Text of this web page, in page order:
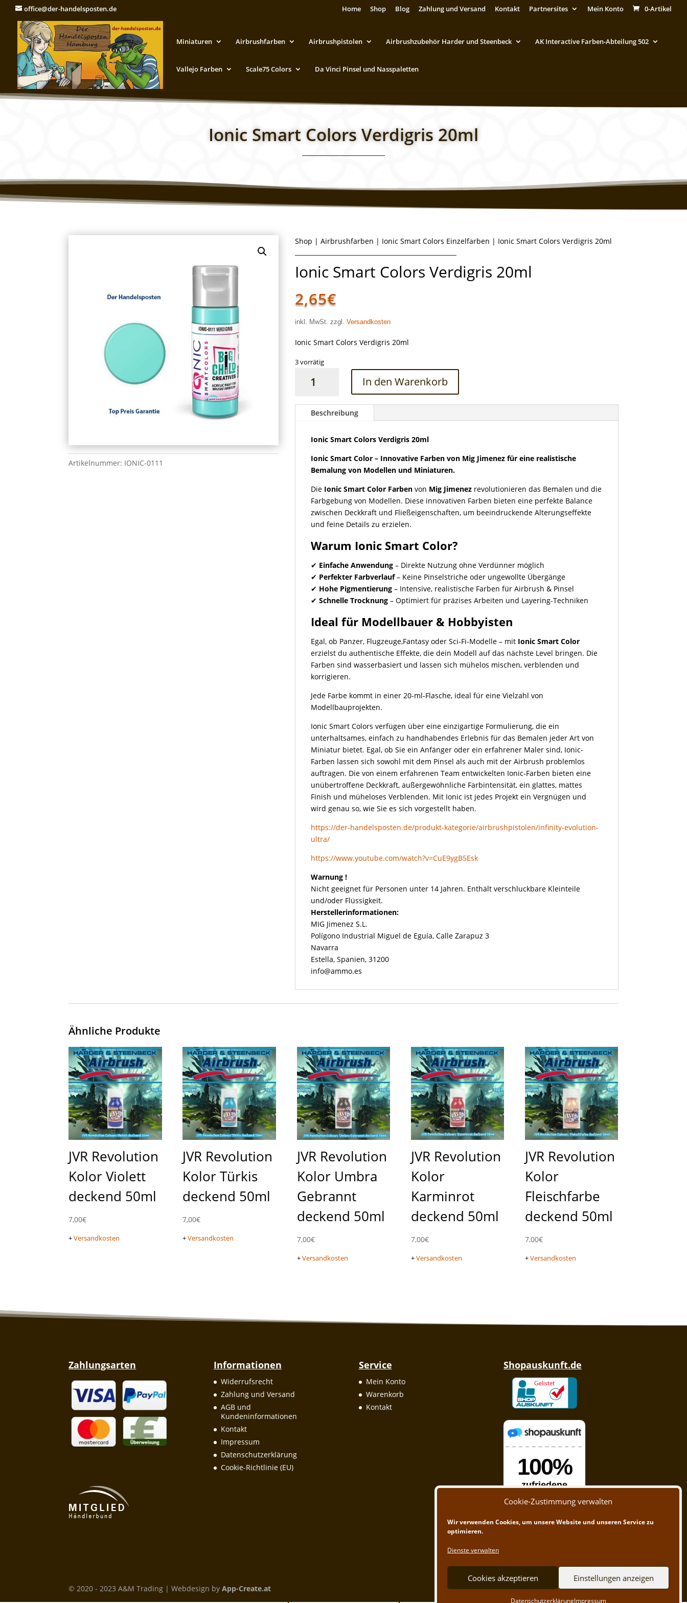
Cookie-Zustimmung verwalten
Wir verwenden Cookies, um unsere Website und unseren Service zu
optimieren.
Dienste verwalten
Cookies akzeptieren Einstellungen anzeigen
DatenschutzerklärungImpressum
office@der-handelsposten.de Home Shop Blog Zahlung und Versand Kontakt Partnersites Mein Konto 0-Artikel
Miniaturen Airbrushfarben Airbrushpistolen Airbrushzubehör Harder und Steenbeck AK Interactive Farben-Abteilung 502
Vallejo Farben Scale75 Colors Da Vinci Pinsel und Nasspaletten
Ionic Smart Colors Verdigris 20ml
Artikelnummer: IONIC-0111
Shop |Airbrushfarben | Ionic Smart Colors Einzelfarben | Ionic Smart Colors Verdigris 20ml
Ionic Smart Colors Verdigris 20ml
2,65€
inkl. MwSt. zzgl.Versandkosten
Ionic Smart Colors Verdigris 20ml
3 vorrätig
Smart
Verdigris
In den Warenkorb
Beschreibung
Ionic Smart Colors Verdigris 20ml
Ionic Smart Color – Innovative Farben von Mig Jimenez für eine realistische
Bemalung von Modellen und Miniaturen.
Die Ionic Smart Color Farben von Mig Jimenez revolutionieren das Bemalen und die
Farbgebung von Modellen. Diese innovativen Farben bieten eine perfekte Balance
zwischen Deckkraft und Fließeigenschaften, um beeindruckende Alterungseffekte
und feine Details zu erzielen.
Warum Ionic Smart Color?
✔ Einfache Anwendung – Direkte Nutzung ohne Verdünner möglich
✔ Perfekter Farbverlauf– Keine Pinselstriche oder ungewollte Übergänge
✔ Hohe Pigmentierung – Intensive, realistische Farben für Airbrush & Pinsel
✔Schnelle Trocknung – Optimiert für präzises Arbeiten und Layering-Techniken
Ideal für Modellbauer & Hobbyisten
Egal, ob Panzer, Flugzeuge,Fantasy oder Sci-Fi-Modelle – mit Ionic Smart Color
erzielst du authentische Effekte, die dein Modell auf das nächste Level bringen. Die
Farben sind wasserbasiert und lassen sich mühelos mischen, verblenden und
korrigieren.
Jede Farbe kommt in einer 20-ml-Flasche, ideal für eine Vielzahl von
Modellbauprojekten.
Ionic Smart Colors verfügen über eine einzigartige Formulierung, die ein
unterhaltsames, einfach zu handhabendes Erlebnis für das Bemalen jeder Art von
Miniatur bietet. Egal, ob Sie ein Anfänger oder ein erfahrener Maler sind, Ionic-
Farben lassen sich sowohl mit dem Pinsel als auch mit der Airbrush problemlos
auftragen. Die von einem erfahrenen Team entwickelten Ionic-Farben bieten eine
unübertroffene Deckkraft, außergewöhnliche Farbintensität, ein glattes, mattes
Finish und müheloses Verblenden. Mit Ionic ist jedes Projekt ein Vergnügen und
wird genau so, wie Sie es sich vorgestellt haben.
https://der-handelsposten.de/produkt-kategorie/airbrushpistolen/infinity-evolution-
ultra/
https://www.youtube.com/watch?v=CuE9ygB5Esk
Warnung !
Nicht geeignet für Personen unter 14 Jahren. Enthält verschluckbare Kleinteile
und/oder Flüssigkeit.
Herstellerinformationen:
MIG Jimenez S.L.
Polígono Industrial Miguel de Eguía, Calle Zarapuz 3
Navarra
Estella, Spanien, 31200
info@ammo.es
Ähnliche Produkte
JVR Revolution
Kolor Violett
deckend 50ml
7,00€
+Versandkosten
JVR Revolution
Kolor Türkis
deckend 50ml
7,00€
+Versandkosten
JVR Revolution
Kolor Umbra
Gebrannt
deckend 50ml
7,00€
+Versandkosten
JVR Revolution
Kolor
Karminrot
deckend 50ml
7,00€
+Versandkosten
JVR Revolution
Kolor
Fleischfarbe
deckend 50ml
7,00€
+Versandkosten
Zahlungsarten Informationen
Widerrufsrecht
Zahlung und Versand
AGB und
Kundeninformationen
Kontakt
Impressum
Datenschutzerklärung
Cookie-Richtlinie (EU)
Service
Mein Konto
Warenkorb
Kontakt
Shopauskunft.de
© 2020 - 2023 A&M Trading | Webdesign byApp-Create.at